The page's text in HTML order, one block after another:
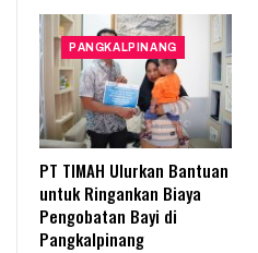
PANGKALPINANG
PT TIMAH Ulurkan Bantuan
untuk Ringankan Biaya
Pengobatan Bayi di
Pangkalpinang